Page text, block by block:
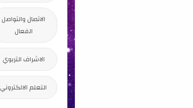
الاتصال والتواصل
الفعال
الاشراف التربوي
التعلم الالكتروني